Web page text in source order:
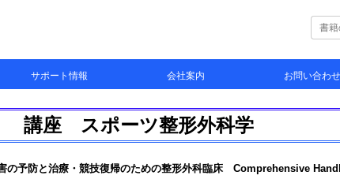
サポート情報 会社案内 お問い合わせ
講座 スポーツ整形外科学
の予防と治療・競技復帰のための整形外科臨床 Comprehensive